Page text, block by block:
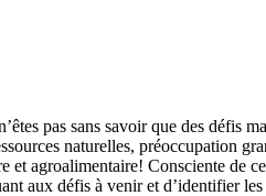
pas sans savoir que des défis
naturelles, préoccupation
agroalimentaire! Consciente de
aux défis à venir et d’identifier